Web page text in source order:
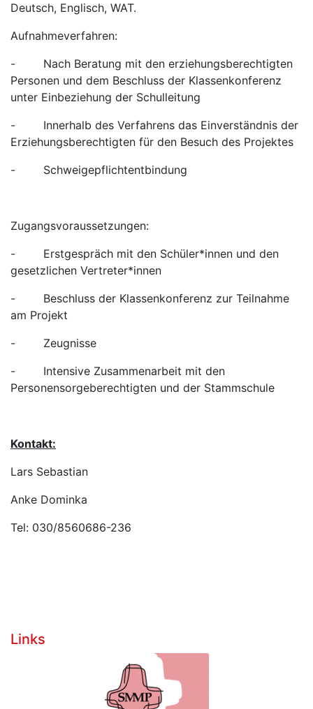
Deutsch, Englisch, WAT.
Aufnahmeverfahren:
- Nach Beratung mit den erziehungsberechtigten
Personen und dem Beschluss der Klassenkonferenz
unter Einbeziehung der Schulleitung
- Innerhalb des Verfahrens das Einverständnis der
Erziehungsberechtigten für den Besuch des Projektes
- Schweigepflichtentbindung
Zugangsvoraussetzungen:
- Erstgespräch mit den Schüler*innen und den
gesetzlichen Vertreter*innen
- Beschluss der Klassenkonferenz zur Teilnahme
am Projekt
- Zeugnisse
- Intensive Zusammenarbeit mit den
Personensorgeberechtigten und der Stammschule
Kontakt:
Lars Sebastian
Anke Dominka
Tel: 030/8560686-236
Links